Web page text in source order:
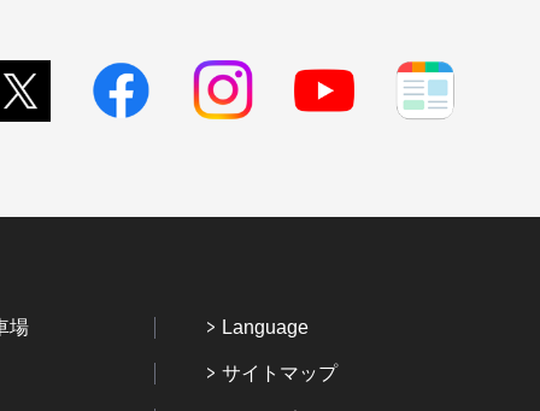
場 Language
サイトマップ